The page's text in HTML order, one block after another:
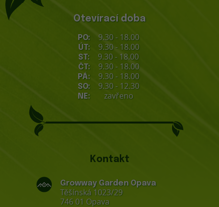
Otevírací doba
PO: 9.30 - 18.00
ÚT: 9.30 - 18.00
ST: 9.30 - 18.00
ČT: 9.30 - 18.00
PÁ: 9.30 - 18.00
SO: 9.30 - 12.30
NE: zavřeno
Kontakt
Growway Garden Opava
Těšínská 1023/29
746 01 Opava